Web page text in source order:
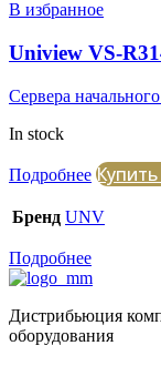
В избранное
Uniview VS-
Сервера
In stock
Подробнее Купить
Бренд UNV
Подробнее
Дистрибьюция
оборудования